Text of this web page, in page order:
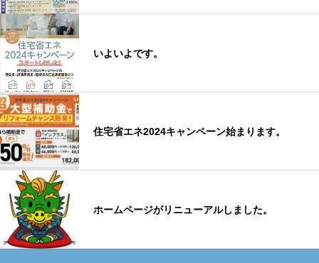
いよいよです。
住宅省エネ2024キャンペーン始まります。
ホームページがリニューアルしました。